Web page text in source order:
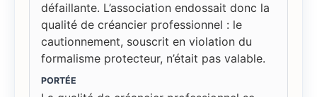
défaillante. L’association endossait donc la
qualité de créancier professionnel : le
cautionnement, souscrit en violation du
formalisme protecteur, n’était pas valable.
PORTÉE